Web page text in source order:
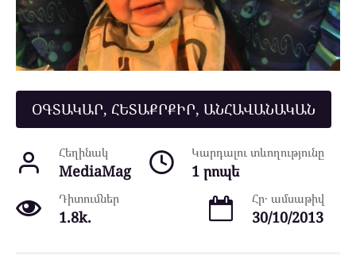
ՕԳՏԱԿԱՐ, ՀԵՏԱՔՐՔԻՐ, ԱՆՀԱՎԱՆԱԿԱՆ
Հեղինակ
MediaMag
Կարդալու տևողությունը
1 րոպե
Դիտումներ
1.8k.
Հր․ ամսաթիվ
30/10/2013